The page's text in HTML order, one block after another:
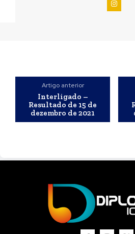
Artigo anterior
Interligado –
Resultado de 15 de
dezembro de 2021